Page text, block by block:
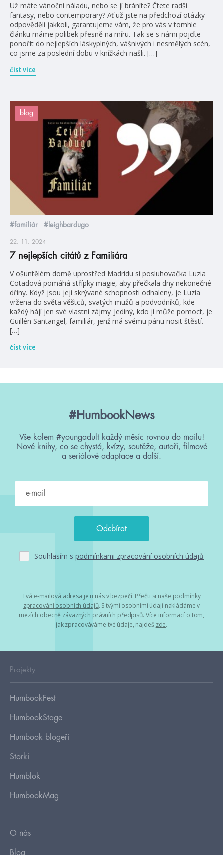
Už máte vánoční náladu, nebo se jí bráníte? Čtete radši
fantasy, nebo contemporary? Ať už jste na předchozí otázky
odpověděli jakkoli, garantujeme vám, že pro vás v tomhle
článku máme polibek přesně na míru. Tak se s námi pojďte
ponořit do nejlepších láskyplných, vášnivých i nesmělých scén,
co jsme za poslední dobu v knížkách našli. […]
číst více
blog
#familiár #leighbardugo
22. 11. 2024
7 nejlepších citátů z Familiára
V ošuntělém domě uprostřed Madridu si posluhovačka Luzia
Cotadová pomáhá střípky magie, aby přečkala dny nekonečné
dřiny. Když jsou její skrývané schopnosti odhaleny, je Luzia
vržena do světa věštců, svatých mužů a podvodníků, kde
každý hájí jen své vlastní zájmy. Jediný, kdo jí může pomoct, je
Guillén Santangel, familiár, jenž má svému pánu nosit štěstí.
[…]
číst více
#HumbookNews
Vše kolem #youngadult každý měsíc rovnou do mailu!
Nové knihy, co se chystá, kvízy, soutěže, autoři, filmové
a seriálové adaptace a další.
Souhlasím s podmínkami zpracování osobních údajů
Tvá e-mailová adresa je u nás v bezpečí. Přečti si naše podmínky
zpracování osobních údajů. S tvými osobními údaji nakládáme v
mezích obecně závazných právních předpisů. Více informací o tom,
jak zpracováváme tvé údaje, najdeš zde.
Projekty
HumbookFest
HumbookStage
Humbook blogeři
Storki
Humblok
HumbookMag
O nás
Blog